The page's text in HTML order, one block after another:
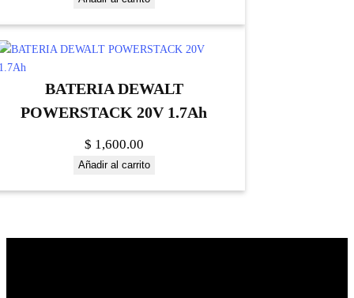
BATERIA DEWALT
POWERSTACK 20V 1.7Ah
$ 1,600.00
Añadir al carrito